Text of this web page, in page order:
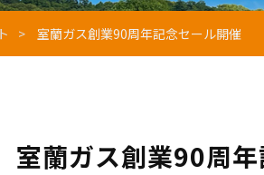
室蘭ガス創業90周年記念セール開催
室蘭ガス創業90周